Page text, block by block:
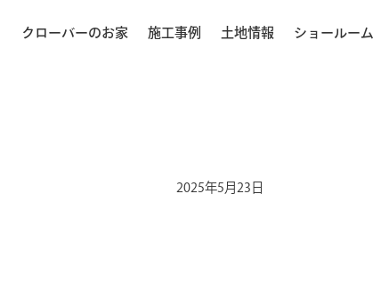
クローバーのお家 施工事例 土地情報 ショールーム
2025年5月23日